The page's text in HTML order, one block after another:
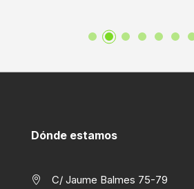
Dónde estamos
 C/ Jaume Balmes 75-79